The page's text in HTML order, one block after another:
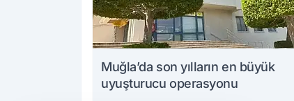
Muğla’da son yılların en büyük
uyuşturucu operasyonu